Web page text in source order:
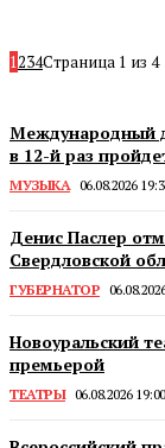
1234Страница 1 из 4
Международный
в 12-й раз
МУЗЫКА 06.08.2026
Денис Паслер
Свердловской
ГУБЕРНАТОР
Новоуральский
премьерой
ТЕАТРЫ 06.08.2026 19:00